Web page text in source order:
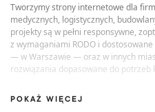
Tworzymy strony internetowe dla
medycznych, logistycznych,
projekty są w pełni responsywne,
z wymaganiami RODO i
— w Warszawie — oraz w innych
rozwiązania dopasowane do potrzeb
POKAŻ WIĘCEJ